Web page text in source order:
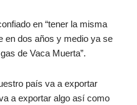
en “tener la misma
en dos años y medio ya se
de Vaca Muerta”.
país va a exportar
a exportar algo así como